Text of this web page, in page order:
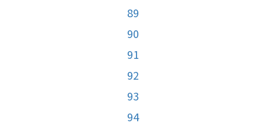
89
90
91
92
93
94